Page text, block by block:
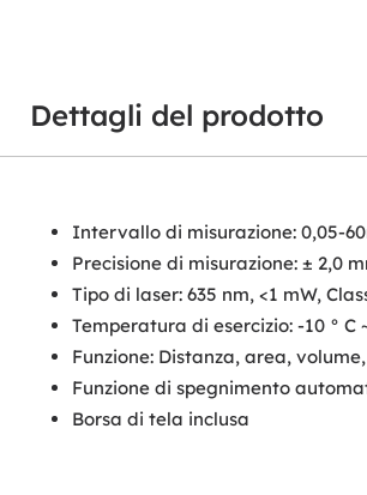
Dettagli del prodotto
Intervallo di misurazione: 0,05-
Precisione di misurazione: ± 2,0
Tipo di laser: 635 nm, <1 mW,
Temperatura di esercizio: -10 ° C
Funzione: Distanza, area,
Funzione di spegnimento
Borsa di tela inclusa